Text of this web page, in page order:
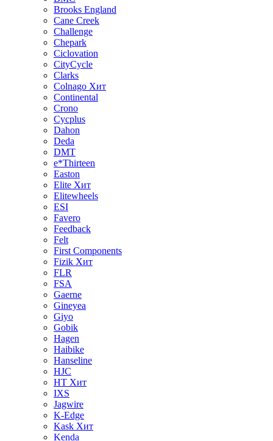
Brooks England
Cane Creek
Challenge
Chepark
Ciclovation
CityCycle
Clarks
Colnago Хит
Continental
Crono
Cycplus
Dahon
Deda
DMT
e*Thirteen
Easton
Elite Хит
Elitewheels
ESI
Favero
Feedback
Felt
First Components
Fizik Хит
FLR
FSA
Gaerne
Gineyea
Giyo
Gobik
Hagen
Haibike
Hanseline
HJC
HT Хит
IXS
Jagwire
K-Edge
Kask Хит
Kenda